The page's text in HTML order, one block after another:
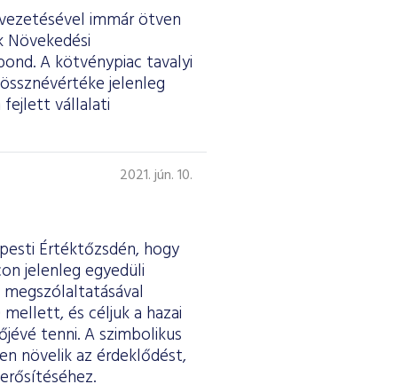
immár ötven
A kötvénypiac tavalyi
jelenleg
fejlett vállalati
2021. jún. 10.
Értéktőzsdén, hogy
jelenleg egyedüli
és céljuk a hazai
tenni. A szimbolikus
növelik az érdeklődést,